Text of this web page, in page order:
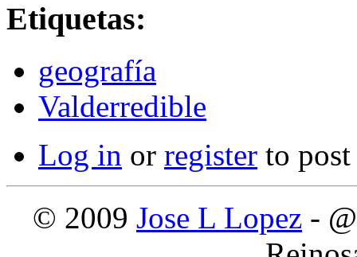
Etiquetas:
geografía
Valderredible
Log in or register to
© 2009 Jose L Lopez -